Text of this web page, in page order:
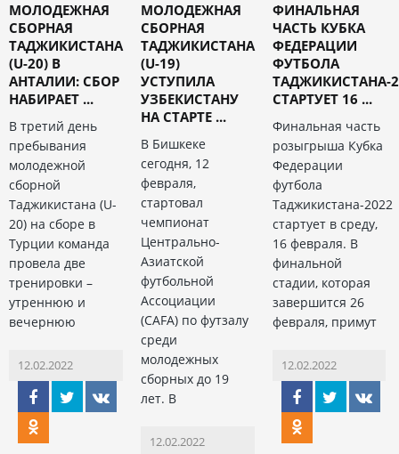
МОЛОДЕЖНАЯ
СБОРНАЯ
ТАДЖИКИСТАНА
(U-20) В
АНТАЛИИ: СБОР
НАБИРАЕТ ...
В третий день
пребывания
молодежной
сборной
Таджикистана (U-
20) на сборе в
Турции команда
провела две
тренировки –
утреннюю и
вечернюю
12.02.2022
МОЛОДЕЖНАЯ
СБОРНАЯ
ТАДЖИКИСТАНА
(U-19)
УСТУПИЛА
УЗБЕКИСТАНУ
НА СТАРТЕ ...
В Бишкеке
сегодня, 12
февраля,
стартовал
чемпионат
Центрально-
Азиатской
футбольной
Ассоциации
(CAFA) по футзалу
среди
молодежных
сборных до 19
лет. В
12.02.2022
ФИНАЛЬНАЯ
ЧАСТЬ КУБКА
ФЕДЕРАЦИИ
ФУТБОЛА
ТАДЖИКИСТАНА-
СТАРТУЕТ 16 ...
Финальная часть
розыгрыша Кубка
Федерации
футбола
Таджикистана-2022
стартует в среду,
16 февраля. В
финальной
стадии, которая
завершится 26
февраля, примут
12.02.2022